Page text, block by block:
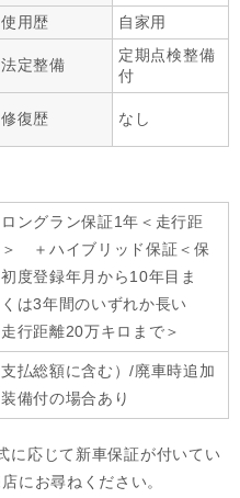
使用歴 自家用
法定整備
定期点検整備
付
修復歴 なし
ングラン保証1年＜走行距
＋ハイブリッド保証＜保
度登録年月から10年目ま
は3年間のいずれか長い
行距離20万キロまで＞
払総額に含む）/廃車時追加
備付の場合あり
に応じて新車保証が付いてい
にお尋ねください。